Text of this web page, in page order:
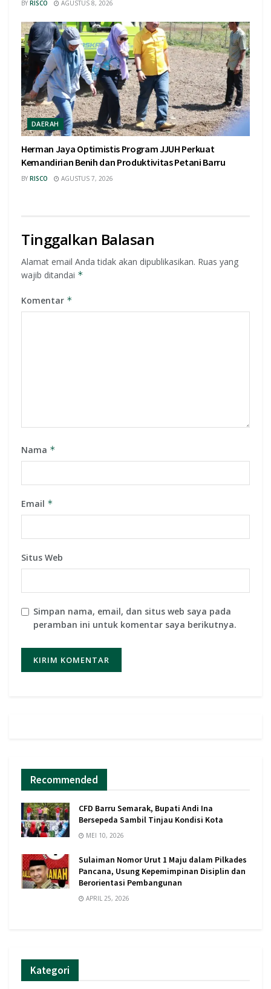
BY RISCO AGUSTUS 8, 2026
DAERAH
Herman Jaya Optimistis Program JJUH Perkuat
Kemandirian Benih dan Produktivitas Petani Barru
BY RISCO AGUSTUS 7, 2026
Tinggalkan Balasan
Alamat email Anda tidak akan dipublikasikan. Ruas yang
wajib ditandai *
Komentar *
Nama *
Email *
Situs Web
Simpan nama, email, dan situs web saya pada
peramban ini untuk komentar saya berikutnya.
Recommended
CFD Barru Semarak, Bupati Andi Ina
Bersepeda Sambil Tinjau Kondisi Kota
MEI 10, 2026
Sulaiman Nomor Urut 1 Maju dalam Pilkades
Pancana, Usung Kepemimpinan Disiplin dan
Berorientasi Pembangunan
APRIL 25, 2026
Kategori